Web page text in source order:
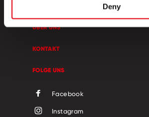
Deny
ÜBER UNS
KONTAKT
FOLGE UNS
Facebook
Instagram